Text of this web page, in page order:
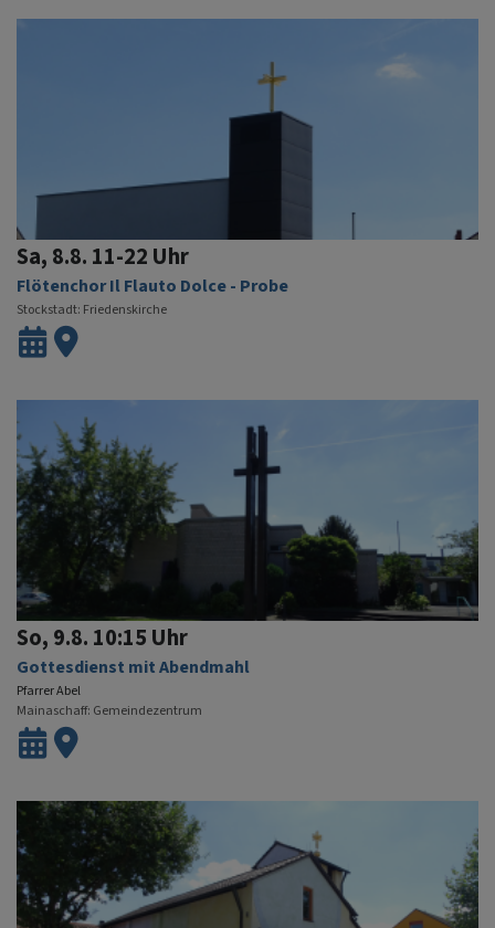
Sa, 8.8. 11-22 Uhr
Flötenchor Il Flauto Dolce - Probe
Stockstadt Friedenskirche
So, 9.8. 10:15 Uhr
Gottesdienst mit Abendmahl
Pfarrer Abel
Mainaschaff Gemeindezentrum